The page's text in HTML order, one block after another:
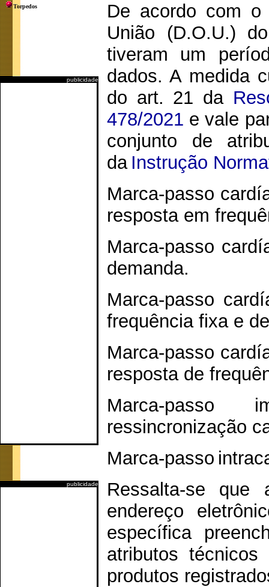
Torpedos
publicidade
publicidade
De acordo com o
União (D.O.U.)
tiveram um
dados. A medida
do art. 21 da
478/2021 e vale
conjunto de
da Instrução
Marca-passo
resposta em
Marca-passo
demanda.
Marca-passo
frequência fixa e
Marca-passo
resposta de
Marca-passo
ressincronização
Marca-passo
Ressalta-se que
endereço
específica
atributos
produtos